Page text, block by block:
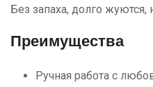
Без запаха, долго
Преимущества
Ручная работа с